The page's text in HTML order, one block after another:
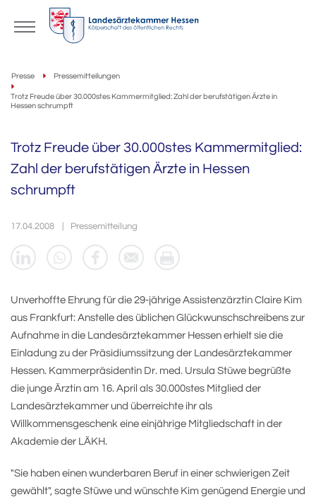
Presse Pressemitteilungen
Trotz Freude über 30.000stes Kammermitglied: Zahl der berufstätigen Ärzte in
Hessen schrumpft
Trotz Freude über 30.000stes Kammermitglied:
Zahl der berufstätigen Ärzte in Hessen
schrumpft
17.04.2008 Pressemitteilung
Unverhoffte Ehrung für die 29-jährige Assistenzärztin Claire Kim
aus Frankfurt: Anstelle des üblichen Glückwunschschreibens zur
Aufnahme in die Landesärztekammer Hessen erhielt sie die
Einladung zu der Präsidiumssitzung der Landesärztekammer
Hessen. Kammerpräsidentin Dr. med. Ursula Stüwe begrüßte
die junge Ärztin am 16. April als 30.000stes Mitglied der
Landesärztekammer und überreichte ihr als
Willkommensgeschenk eine einjährige Mitgliedschaft in der
Akademie der LÄKH.
"Sie haben einen wunderbaren Beruf in einer schwierigen Zeit
gewählt", sagte Stüwe und wünschte Kim genügend Energie und